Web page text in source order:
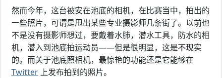
然而今年，这台被安在池底的相机，在比赛当中，拍出的
一些照片，可谓是甩出某些专业摄影师几条街了。以前也
不是没有摄影师想过，要戴着水肺，潜水工具，防水的相
机，潜入到池底拍运动员——但是很明显，这是不现实
的。而关于池底照相机，最惊艳的功能还是它能够在
Twitter 上发布拍到的照片。